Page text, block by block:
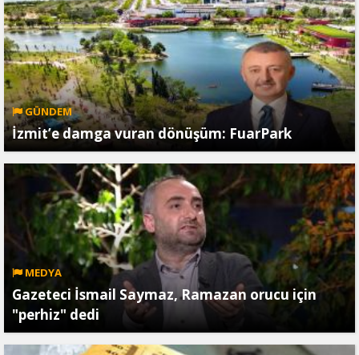
GÜNDEM
İzmit’e damga vuran dönüşüm: FuarPark
MEDYA
Gazeteci İsmail Saymaz, Ramazan orucu için
"perhiz" dedi